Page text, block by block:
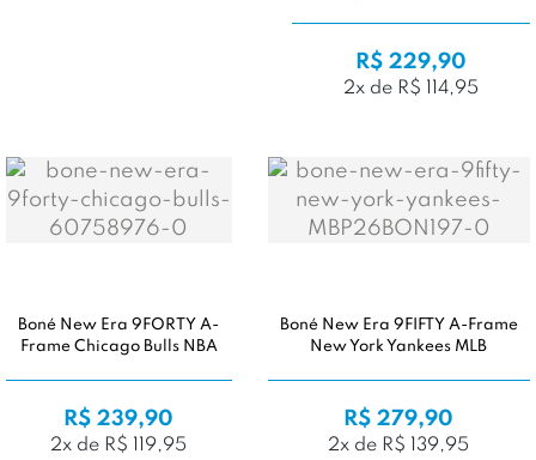
R$ 229,90
2x de R$ 114,95
Boné New Era 9FORTY A-
Frame Chicago Bulls NBA
R$ 239,90
2x de R$ 119,95
Boné New Era 9FIFTY A-Frame
New York Yankees MLB
R$ 279,90
2x de R$ 139,95